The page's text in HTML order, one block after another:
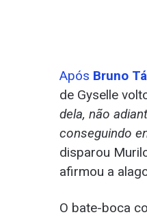
Após Bruno
de Gyselle
dela, não
conseguindo
disparou
afirmou a
O bate-boca